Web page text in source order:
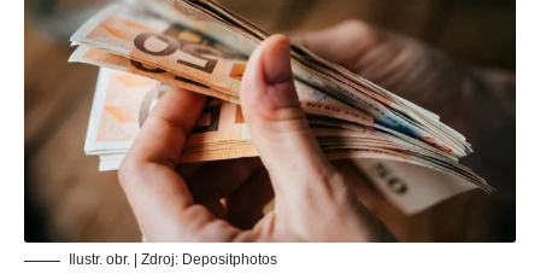
Ilustr. obr. | Zdroj: Depositphotos